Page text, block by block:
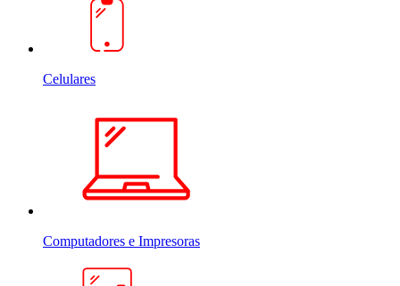
Celulares
Computadores e Impresoras